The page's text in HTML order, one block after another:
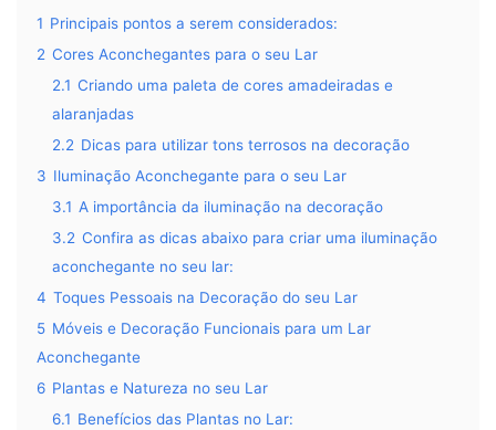
1 Principais pontos a serem considerados:
2 Cores Aconchegantes para o seu Lar
2.1 Criando uma paleta de cores amadeiradas e
alaranjadas
2.2 Dicas para utilizar tons terrosos na decoração
3 Iluminação Aconchegante para o seu Lar
3.1 A importância da iluminação na decoração
3.2 Confira as dicas abaixo para criar uma iluminação
aconchegante no seu lar:
4 Toques Pessoais na Decoração do seu Lar
5 Móveis e Decoração Funcionais para um Lar
Aconchegante
6 Plantas e Natureza no seu Lar
6.1 Benefícios das Plantas no Lar: